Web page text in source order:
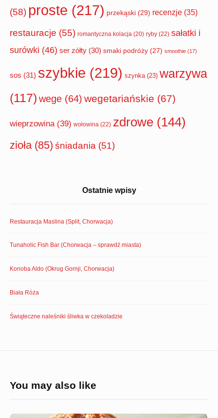
(58) proste (217) przekąski (29) recenzje (35)
restauracje (55) romantyczna kolacja (20) ryby (22) sałatki i
surówki (46) ser zółty (30) smaki podróży (27) smoothie (17)
sos (31) szybkie (219) szynka(23) warzywa
(117) wege (64) wegetariańskie (67)
wieprzowina(39) wołowina (22) zdrowe (144)
zioła(85) śniadania (51)
Ostatnie wpisy
Restauracja Maslina (Split, Chorwacja)
Tunaholic Fish Bar (Chorwacja – sprawdź miasta)
Konoba Aldo (Okrug Gornji, Chorwacja)
Biała Róża
Świąteczne naleśniki śliwka w czekoladzie
You may also like